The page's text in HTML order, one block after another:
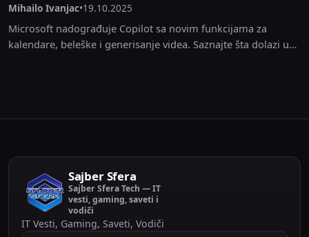
Mihailo Ivanjac•19.10.2025
Microsoft nadograđuje Copilot sa novim funkcijama za
kalendare, beleške i generisanje videa. Saznajte šta dolazi u
Sajber Sfera
Sajber Sfera Tech — IT
vesti, gaming, saveti i
vodiči
IT Vesti, Gaming, Saveti, Vodiči